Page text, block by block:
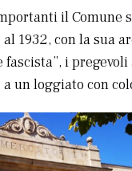
il Comune
1932, con la sua
fascista”, i
un loggiato con